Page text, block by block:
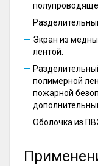
Экран из
лентой.
полимерной
пожарной
Оболочка из